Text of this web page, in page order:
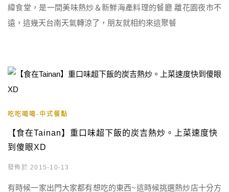
緯食堂，是一間美味熱炒＆新鮮海產料理的餐廳 離花園夜市不
遠，這幾天台南天氣轉涼了，朋友就相約來這聚餐
吃吃喝喝-中式餐點
【食在Tainan】重口味超下飯的炭吉熱炒。上菜速度快
到傻眼XD
發佈於 2015-10-13
有時候一家出門大家都有想吃的東西~這時候挑選熱炒店十分方